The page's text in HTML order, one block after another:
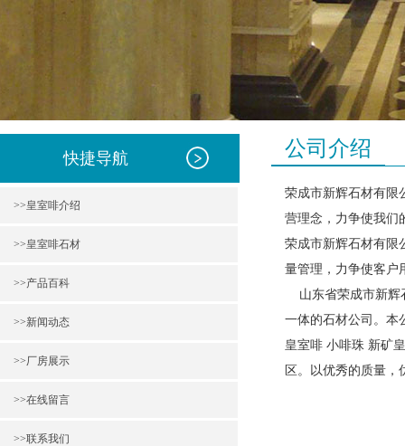
快捷导航
>>皇室啡介绍
>>皇室啡石材
>>产品百科
>>新闻动态
>>厂房展示
>>在线留言
>>联系我们
公司介绍
荣成市新辉石材有限
营理念，力争使我们
荣成市新辉石材有限
量管理，力争使客户
山东省荣成市新辉
一体的石材公司。本
皇室啡 小啡珠 新矿
区。以优秀的质量，